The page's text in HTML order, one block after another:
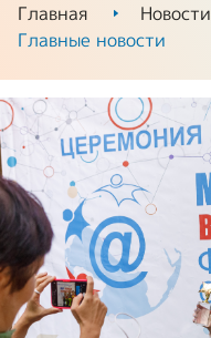
Главная Новости
Главные новости